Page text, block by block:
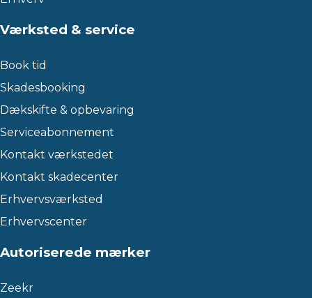
Værksted & service
Book tid
Skadesbooking
Dækskifte & opbevaring
Serviceabonnement
Kontakt værkstedet
Kontakt skadecenter
Erhvervsværksted
Erhvervscenter
Autoriserede mærker
Zeekr